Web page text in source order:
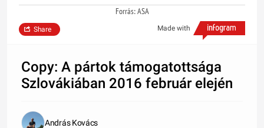
Forrás: ASA
Made with
Share
Copy: A pártok támogatottsága
Szlovákiában 2016 február elején
András Kovács